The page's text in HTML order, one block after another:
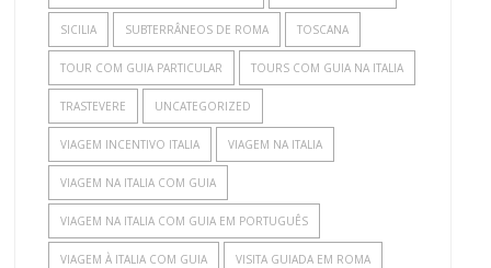
SICILIA SUBTERRÂNEOS DE ROMA TOSCANA
TOUR COM GUIA PARTICULAR TOURS COM GUIA NA ITALIA
TRASTEVERE UNCATEGORIZED
VIAGEM INCENTIVO ITALIA VIAGEM NA ITALIA
VIAGEM NA ITALIA COM GUIA
VIAGEM NA ITALIA COM GUIA EM PORTUGUÊS
VIAGEM À ITALIA COM GUIA VISITA GUIADA EM ROMA